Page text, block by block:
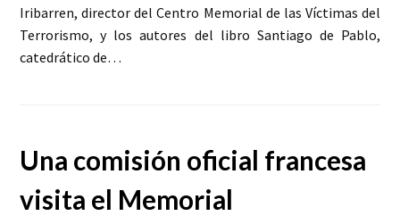
Iribarren, director del Centro Memorial de las Víctimas del
Terrorismo, y los autores del libro Santiago de Pablo,
catedrático de…
Una comisión oficial francesa
visita el Memorial